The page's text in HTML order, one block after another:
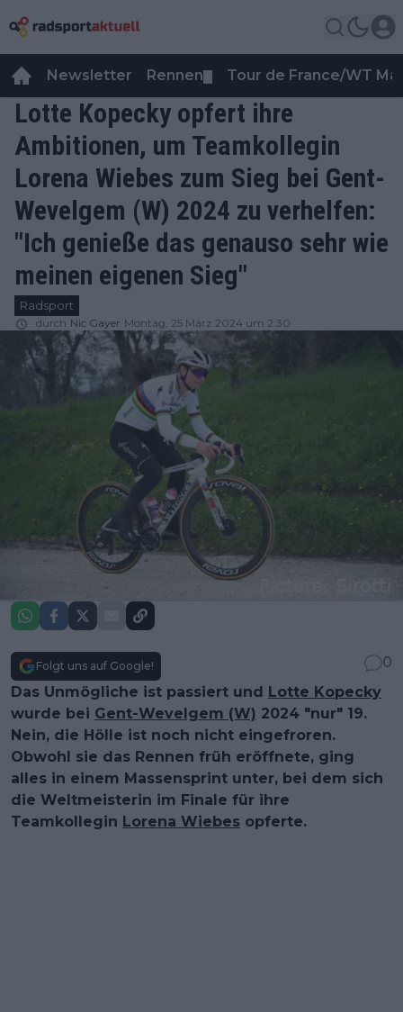
Newsletter Rennen Tour de France/WT
Lotte Kopecky opfert ihre
Ambitionen, um Teamkollegin
Lorena Wiebes zum Sieg bei Gent-
Wevelgem (W) 2024 zu verhelfen:
"Ich genieße das genauso sehr wie
meinen eigenen Sieg"
Radsport
durch Nic Gayer Montag, 25 März 2024 um 2:30
Folgt uns auf Google!
0
Das Unmögliche ist passiert und Lotte Kopecky
wurde bei Gent-Wevelgem (W) 2024 "nur" 19.
Nein, die Hölle ist noch nicht eingefroren.
Obwohl sie das Rennen früh eröffnete, ging
alles in einem Massensprint unter, bei dem sich
die Weltmeisterin im Finale für ihre
Teamkollegin Lorena Wiebes opferte.